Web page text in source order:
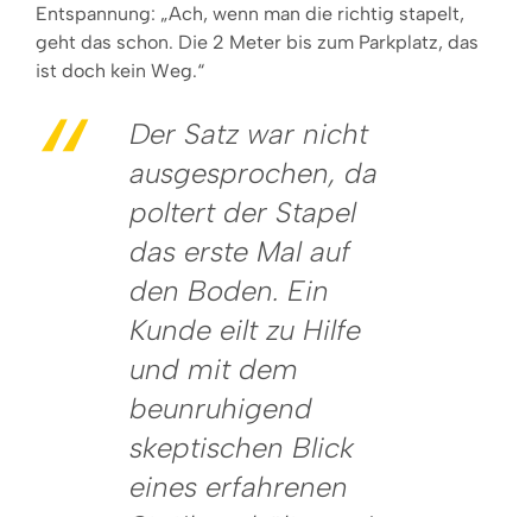
Entspannung: „Ach, wenn man die richtig stapelt,
geht das schon. Die 2 Meter bis zum Parkplatz, das
ist doch kein Weg.“
Der Satz war nicht
ausgesprochen, da
poltert der Stapel
das erste Mal auf
den Boden. Ein
Kunde eilt zu Hilfe
und mit dem
beunruhigend
skeptischen Blick
eines erfahrenen